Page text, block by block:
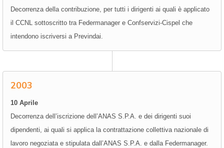
Decorrenza della contribuzione, per tutti i dirigenti ai quali è applicato
il CCNL sottoscritto tra Federmanager e Confservizi-Cispel che
intendono iscriversi a Previndai.
2003
10 Aprile
Decorrenza dell’iscrizione dell’ANAS S.P.A. e dei dirigenti suoi
dipendenti, ai quali si applica la contrattazione collettiva nazionale di
lavoro negoziata e stipulata dall’ANAS S.P.A. e dalla Federmanager.